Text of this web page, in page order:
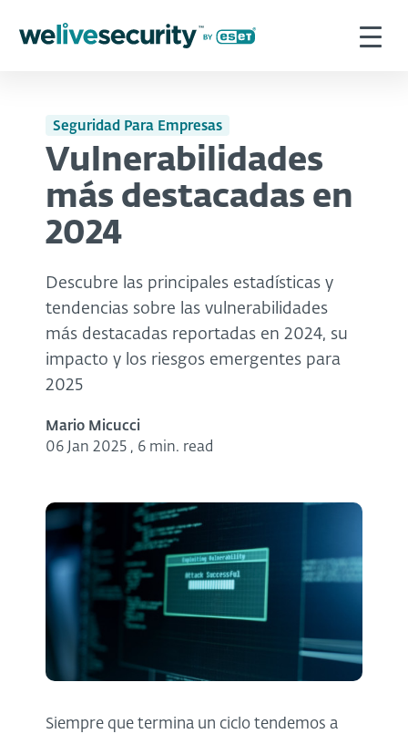
Seguridad Para Empresas
Vulnerabilidades
más destacadas en
2024
Descubre las principales estadísticas y
tendencias sobre las vulnerabilidades
más destacadas reportadas en 2024, su
impacto y los riesgos emergentes para
2025
Mario Micucci
06 Jan 2025 , 6 min. read
Siempre que termina un ciclo tendemos a